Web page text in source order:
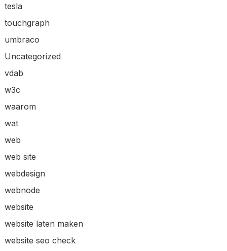
tesla
touchgraph
umbraco
Uncategorized
vdab
w3c
waarom
wat
web
web site
webdesign
webnode
website
website laten maken
website seo check